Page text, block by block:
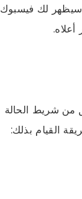
سيظهر لك فيسبوك
من شريط الحالة
القيام بذلك: